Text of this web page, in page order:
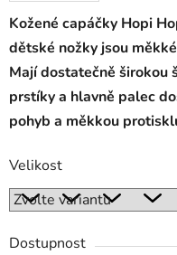
Kožené capáčky Hopi
dětské nožky jsou
Mají dostatečně širokou
prstíky a hlavně palec
pohyb a měkkou
Velikost
Dostupnost